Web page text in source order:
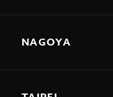
NAGOYA